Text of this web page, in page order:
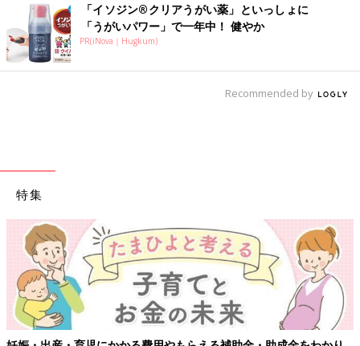
「イソジン®クリアうがい薬」といっしょに
「うがいパワー」で一年中！ 健やか
PR(iNova｜Hugkum)
Recommended by
特集
【ワクチン接種できるものも】妊婦の感染症対策、知っておいて！